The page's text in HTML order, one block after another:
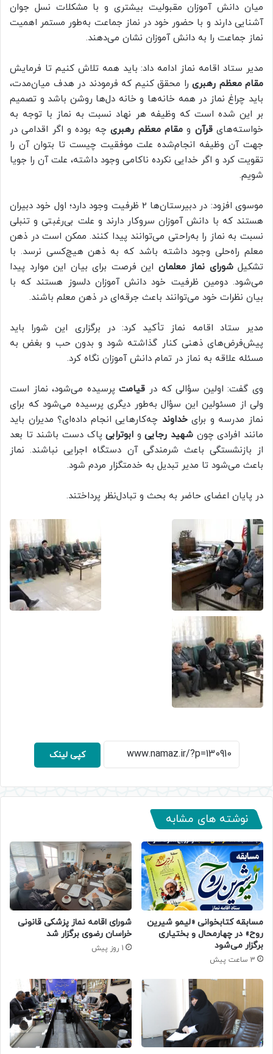
میان دانش آموزان مقبولیت بیشتری و با مشکلات نسل جوان
آشنایی دارند و با حضور خود در نماز جماعت به‌طور مستمر اهمیت
نماز جماعت را به دانش آموزان نشان می‌دهند.
مدیر ستاد اقامه نماز ادامه داد: باید همه تلاش کنیم تا فرمایش
مقام معظم رهبری را محقق کنیم که فرمودند در هدف میان‌مدت،
باید چراغ نماز در همه خانه‌ها و خانه دل‌ها روشن باشد و تصمیم
بر این شده است که وظیفه هر نهاد نسبت به نماز با توجه به
خواسته‌هایقرآن ومقام معظم رهبریچه بوده و اگر اقدامی در
جهت آن وظیفه انجام‌شده علت موفقیت چیست تا بتوان آن را
تقویت کرد و اگر خدایی نکرده ناکامی وجود داشته، علت آن را جویا
شویم.
موسوی افزود: در دبیرستان‌ها 2 ظرفیت وجود دارد؛ اول خود دبیران
هستند که با دانش آموزان سروکار دارند و علت بی‌رغبتی و تنبلی
نسبت به نماز را به‌راحتی می‌توانند پیدا کنند. ممکن است در ذهن
معلم راه‌حلی وجود داشته باشد که به ذهن هیچ‌کسی نرسد. با
تشکیلشورای نماز معلمان این فرصت برای بیان این موارد پیدا
می‌شود. دومین ظرفیت خود دانش آموزان دلسوز هستند که با
بیان نظرات خود می‌توانند باعث جرقه‌ای در ذهن معلم باشند.
مدیر ستاد اقامه نماز تأکید کرد: در برگزاری این شورا باید
پیش‌فرض‌های ذهنی کنار گذاشته شود و بدون حب و بغض به
مسئله علاقه به نماز در تمام دانش آموزان نگاه کرد.
وی گفت: اولین سؤالی که در قیامتپرسیده می‌شود، نماز است
ولی از مسئولین این سؤال به‌طور دیگری پرسیده می‌شود که برای
نماز مدرسه و برایخداوند چه‌کارهایی انجام داده‌ای؟ مدیران باید
مانند افرادی چون شهید رجاییو ابوترابیپاک دست باشند تا بعد
از بازنشستگی باعث شرمندگی آن دستگاه اجرایی نباشند. نماز
باعث می‌شود تا مدیر تبدیل به خدمتگزار مردم شود.
در پایان اعضای حاضر به بحث و تبادل‌نظر پرداختند.
کپی لینک
نوشته های مشابه
مسابقه کتابخوانی «لیمو شیرین
روح» در چهارمحال و بختیاری
برگزار می‌شود
3 ساعت پیش
شورای اقامه نماز پزشکی قانونی
خراسان رضوی برگزار شد
1 روز پیش